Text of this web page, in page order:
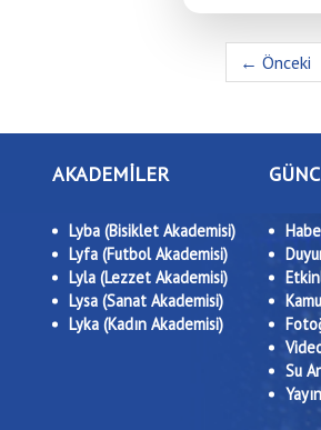
← Önceki
AKADEMİLER
Lyba (Bisiklet Akademisi)
Lyfa (Futbol Akademisi)
Lyla (Lezzet Akademisi)
Lysa (Sanat Akademisi)
Lyka (Kadın Akademisi)
Su